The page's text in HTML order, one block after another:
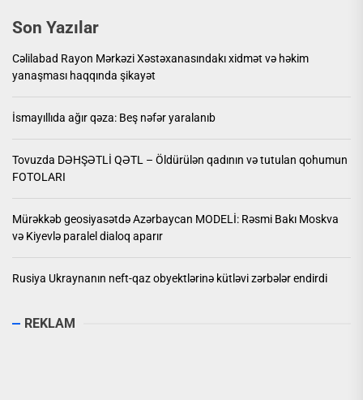
Son Yazılar
Cəlilabad Rayon Mərkəzi Xəstəxanasındakı xidmət və həkim
yanaşması haqqında şikayət
İsmayıllıda ağır qəza: Beş nəfər yaralanıb
Tovuzda DƏHŞƏTLİ QƏTL – Öldürülən qadının və tutulan qohumun
FOTOLARI
Mürəkkəb geosiyasətdə Azərbaycan MODELİ: Rəsmi Bakı Moskva
və Kiyevlə paralel dialoq aparır
Rusiya Ukraynanın neft-qaz obyektlərinə kütləvi zərbələr endirdi
REKLAM